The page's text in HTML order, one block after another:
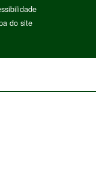
do site